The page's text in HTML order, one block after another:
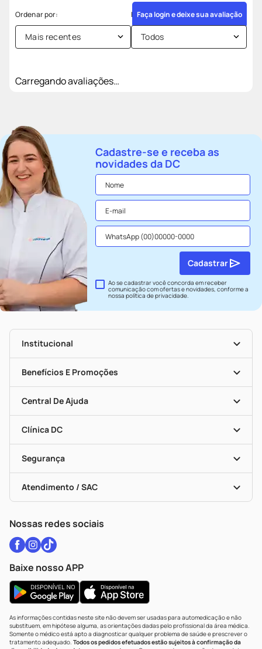
Faça login e deixe sua avaliação
Mais recentes Todos
Carregando avaliações…
Cadastre-se e receba as
novidades da DC
Ao se cadastrar você concorda em receber
comunicação com ofertas e novidades, conforme a
nossapolítica de privacidade.
Cadastrar
Institucional
Nossas Lojas
Seja Uma Loja Parceira
Mapa De Categorias
Benefícios E Promoções
Convênios
Programa Popular Do Brasil
Encarte De Ofertas
Dermaclub
Cupons E Ofertas
Black Friday
Central De Ajuda
Recompra Programada
Alomed
Formas De Pagamento
Troca E Devolução
Bulas De A A Z
Políticas De Marketplace
Clínica DC
Serviços Farmacêuticos
Testes Rápidos
Autoteste Covid-19
Vacinas
Segurança
Portal Da Privacidade
Atendimento / SAC
Nossas redes sociais
Baixe nosso APP
As informações contidas neste site não devem ser usadas para automedicação e não
substituem, em hipótese alguma, as orientações dadas pelo profissional da área médica.
Somente o médico está apto a diagnosticar qualquer problema de saúde e prescrever o
tratamento adequado. Todos os pedidos efetuados estão sujeitos à confirmação da